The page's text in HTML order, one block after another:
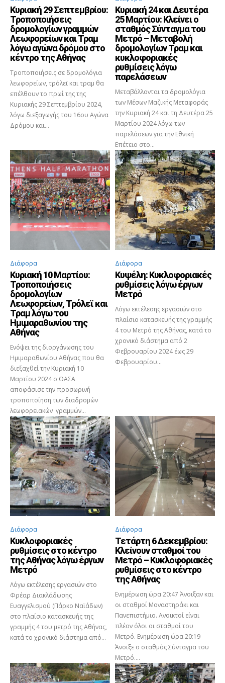
Κυριακή 29 Σεπτεμβρίου:
Τροποποιήσεις
δρομολογίων γραμμών
Λεωφορείων και Τραμ
λόγω αγώνα δρόμου στο
κέντρο της Αθήνας
Τροποποιήσεις σε δρομολόγια
λεωφορείων, τρόλεϊ και τραμ θα
επέλθουν το πρωί της της
Κυριακής 29 Σεπτεμβρίου 2024,
λόγω διεξαγωγής του 16ου Αγώνα
Δρόμου και...
Κυριακή 24 και Δευτέρα
25 Μαρτίου: Κλείνει ο
σταθμός Σύνταγμα του
Μετρό – Μεταβολή
δρομολογίων Τραμ και
κυκλοφοριακές
ρυθμίσεις λόγω
παρελάσεων
Μεταβάλλονται τα δρομολόγια
των Μέσων Μαζικής Μεταφοράς
την Κυριακή 24 και τη Δευτέρα 25
Μαρτίου 2024 λόγω των
παρελάσεων για την Εθνική
Επέτειο στο...
Διάφορα
Κυριακή 10 Μαρτίου:
Τροποποιήσεις
δρομολογίων
Λεωφορείων, Τρόλεϊ και
Τραμ λόγω του
Ημιμαραθωνίου της
Αθήνας
Ενόψει της διοργάνωσης του
Ημιμαραθωνίου Αθήνας που θα
διεξαχθεί την Κυριακή 10
Μαρτίου 2024 ο ΟΑΣΑ
αποφάσισε την προσωρινή
τροποποίηση των διαδρομών
λεωφορειακών γραμμών...
Διάφορα
Κυψέλη: Κυκλοφοριακές
ρυθμίσεις λόγω έργων
Μετρό
Λόγω εκτέλεσης εργασιών στο
πλαίσιο κατασκευής της γραμμής
4 του Μετρό της Αθήνας, κατά το
χρονικό διάστημα από 2
Φεβρουαρίου 2024 έως 29
Φεβρουαρίου...
Διάφορα
Κυκλοφοριακές
ρυθμίσεις στο κέντρο
της Αθήνας λόγω έργων
Μετρό
Λόγω εκτέλεσης εργασιών στο
Φρέαρ Διακλάδωσης
Ευαγγελισμού (Πάρκο Ναϊάδων)
στο πλαίσιο κατασκευής της
γραμμής 4 του μετρό της Αθήνας,
κατά το χρονικό διάστημα από...
Διάφορα
Τετάρτη 6 Δεκεμβρίου:
Κλείνουν σταθμοί του
Μετρό – Κυκλοφοριακές
ρυθμίσεις στο κέντρο
της Αθήνας
Ενημέρωση ώρα 20:47 Άνοιξαν και
οι σταθμοί Μοναστηράκι και
Πανεπιστήμιο. Ανοικτοί είναι
πλέον όλοι οι σταθμοί του
Μετρό. Ενημέρωση ώρα 20:19
Άνοιξε ο σταθμός Σύνταγμα του
Μετρό....